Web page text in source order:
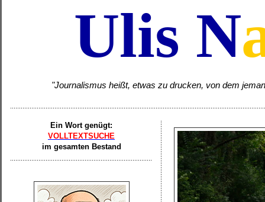
Ulis N
"Journalismus heißt, etwas zu drucken, von dem
Ein Wort genügt:
VOLLTEXTSUCHE
im gesamten Bestand